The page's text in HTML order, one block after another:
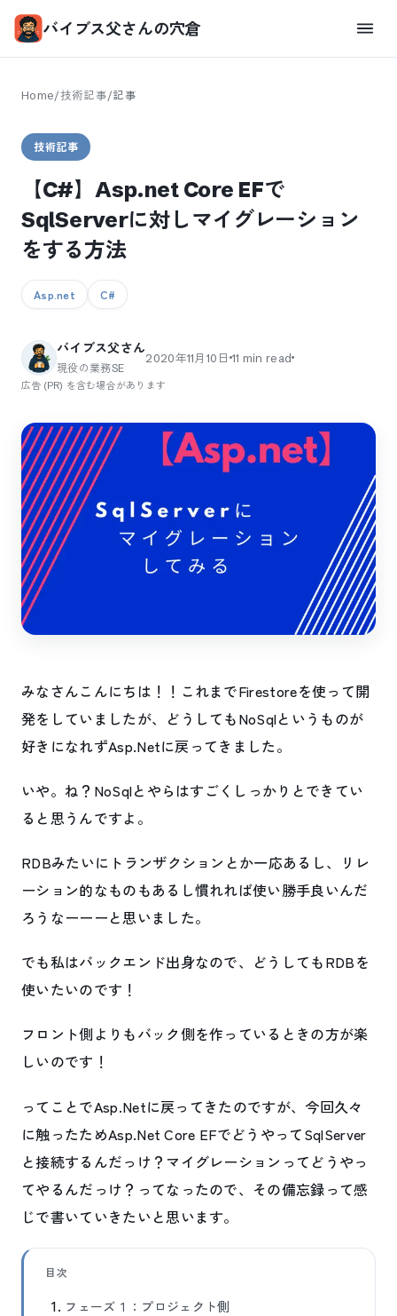
バイブス父さんの穴倉
Home/技術記事/記事
技術記事
【C#】Asp.net Core EFで
SqlServerに対しマイグレーション
をする方法
Asp.net C#
バイブス父さん
現役の業務SE
2020年11月10日 11 min read
広告 (PR) を含む場合があります
みなさんこんにちは！！これまでFirestoreを使って開
発をしていましたが、どうしてもNoSqlというものが
好きになれずAsp.Netに戻ってきました。
いや。ね？NoSqlとやらはすごくしっかりとできてい
ると思うんですよ。
RDBみたいにトランザクションとか一応あるし、リレ
ーション的なものもあるし慣れれば使い勝手良いんだ
ろうなーーーと思いました。
でも私はバックエンド出身なので、どうしてもRDBを
使いたいのです！
フロント側よりもバック側を作っているときの方が楽
しいのです！
ってことでAsp.Netに戻ってきたのですが、今回久々
に触ったためAsp.Net Core EFでどうやってSqlServer
と接続するんだっけ？マイグレーションってどうやっ
てやるんだっけ？ってなったので、その備忘録って感
じで書いていきたいと思います。
目次
フェーズ１：プロジェクト側